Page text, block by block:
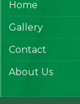
Home
Gallery
Contact
About Us